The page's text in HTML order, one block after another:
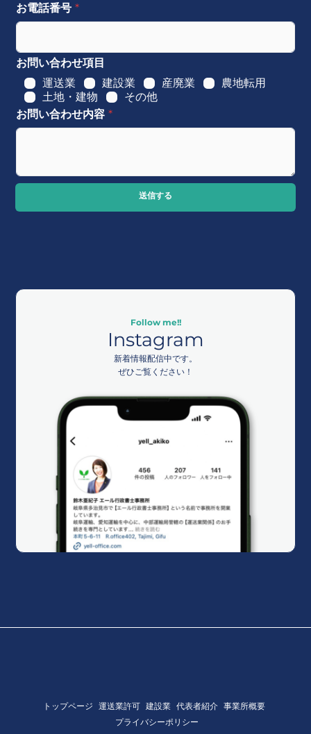
お電話番号*
お問い合わせ項目
運送業
建設業 産廃業
農地転用
土地・建物
その他
お問い合わせ内容*
送信する
Follow me!!
Instagram
新着情報配信中です。
ぜひご覧ください！
トップページ 運送業許可 建設業 代表者紹介 事業所概要
プライバシーポリシー